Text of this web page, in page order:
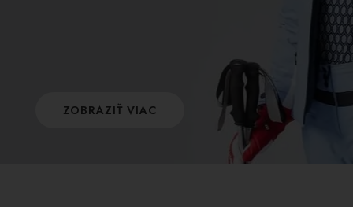
ZOBRAZIŤ VIAC